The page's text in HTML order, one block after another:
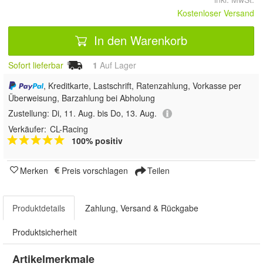
Kostenloser Versand
In den Warenkorb
Sofort lieferbar 1 Auf Lager
, Kreditkarte, Lastschrift, Ratenzahlung, Vorkasse per
Überweisung, Barzahlung bei Abholung
Zustellung: Di, 11. Aug. bis Do, 13. Aug.
Verkäufer: CL-Racing
100% positiv
Merken Preis vorschlagen Teilen
Produktdetails Zahlung, Versand & Rückgabe
Produktsicherheit
Artikelmerkmale